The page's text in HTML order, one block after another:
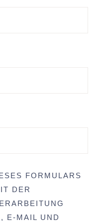
FORMULARS
DER
E-MAIL UND